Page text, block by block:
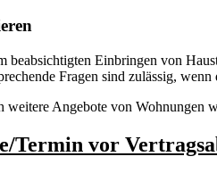
beabsichtigten Einbringen von
Fragen sind zulässig,
weitere Angebote von
Termin vor